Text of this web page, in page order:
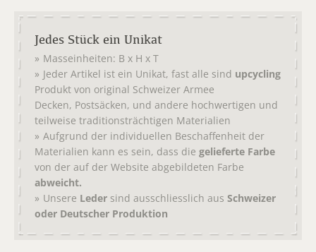
Jedes Stück ein Unikat
Masseinheiten: B x H x T
Jeder Artikel ist ein Unikat, fast alle sind upcycling
Produkt von original Schweizer Armee
Decken, Postsäcken, und andere hochwertigen und
teilweise traditionsträchtigen Materialien
Aufgrund der individuellen Beschaffenheit der
Materialien kann es sein, dass die gelieferte Farbe
von der auf der Website abgebildeten Farbe
abweicht.
Unsere Leder sind ausschliesslich aus Schweizer
oder Deutscher Produktion